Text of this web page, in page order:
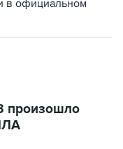
в официальном
произошло